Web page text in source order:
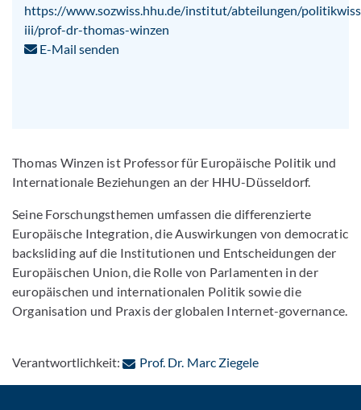
https://www.sozwiss.hhu.de/institut/abteilungen/
iii/prof-dr-thomas-winzen
E-Mail senden
Thomas Winzen ist Professor für Europäische Politik und
Internationale Beziehungen an der HHU-Düsseldorf.
Seine Forschungsthemen umfassen die differenzierte
Europäische Integration, die Auswirkungen von democratic
backsliding auf die Institutionen und Entscheidungen der
Europäischen Union, die Rolle von Parlamenten in der
europäischen und internationalen Politik sowie die
Organisation und Praxis der globalen Internet-governance.
Verantwortlichkeit: Prof. Dr. Marc Ziegele: Per E-Mail